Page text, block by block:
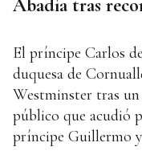
Abadía tras
El príncipe Carlos
duquesa de
Westminster tras
público que acudió
príncipe Guillermo